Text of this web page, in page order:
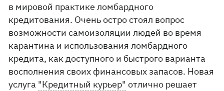
в мировой практике ломбардного
кредитования. Очень остро стоял вопрос
возможности самоизоляции людей во время
карантина и использования ломбардного
кредита, как доступного и быстрого варианта
восполнения своих финансовых запасов. Новая
услуга "Кредитный курьер" отлично решает